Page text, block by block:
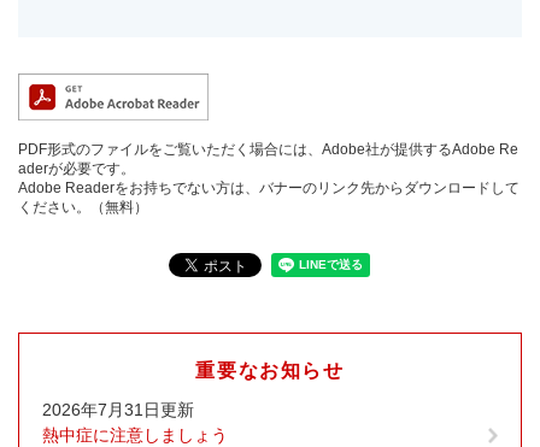
PDF形式のファイルをご覧いただく場合には、Adobe社が提供するAdobe Re
aderが必要です。
Adobe Readerをお持ちでない方は、バナーのリンク先からダウンロードして
ください。（無料）
重要なお知らせ
2026年7月31日更新
熱中症に注意しましょう